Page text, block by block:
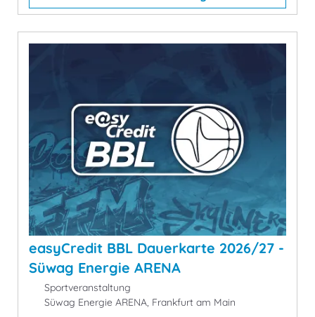
easyCredit BBL Dauerkarte 2026/27 -
Süwag Energie ARENA
Sportveranstaltung
Süwag Energie ARENA, Frankfurt am Main